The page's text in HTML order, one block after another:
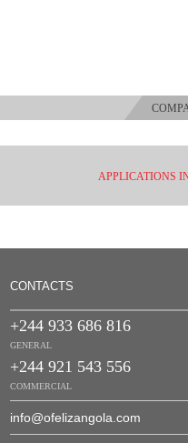
APPLICATIONS
CONTACTS
+244 933 686 816
GENERAL
+244 921 543 556
COMMERCIAL
info@ofelizangola.com